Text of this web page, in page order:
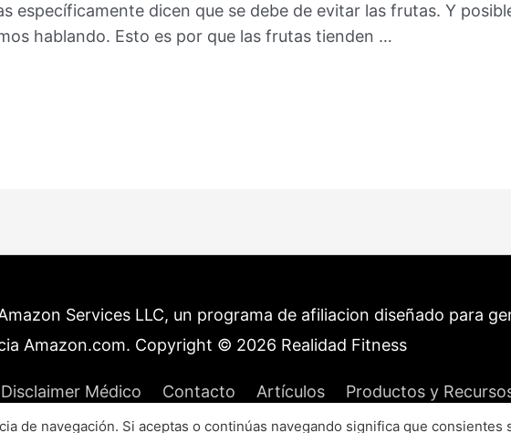
específicamente dicen que se debe de evitar las frutas. Y
hablando. Esto es por que las frutas tienden …
Services LLC, un programa de afiliacion diseñado para
Amazon.com. Copyright © 2026 Realidad Fitness
Disclaimer Médico Contacto Artículos Productos y
de navegación. Si aceptas o continúas navegando significa que consientes